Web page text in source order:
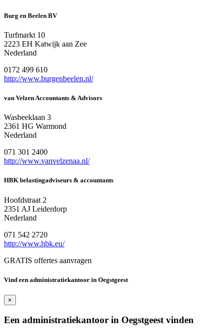
Burg en Beelen BV
Turfmarkt 10
2223 EH Katwijk aan Zee
Nederland
0172 499 610
http://www.burgenbeelen.nl/
van Velzen Accountants & Advisors
Wasbeeklaan 3
2361 HG Warmond
Nederland
071 301 2400
http://www.vanvelzenaa.nl/
HBK belastingadviseurs & accountants
Hoofdstraat 2
2351 AJ Leiderdorp
Nederland
071 542 2720
http://www.hbk.eu/
GRATIS offertes aanvragen
Vind een administratiekantoor in Oegstgeest
×
Een administratiekantoor in Oegstgeest vinden